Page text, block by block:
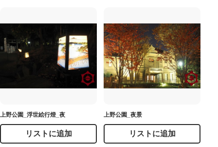
上野公園_浮世絵行燈_夜
リストに追加
上野公園_夜景
リストに追加